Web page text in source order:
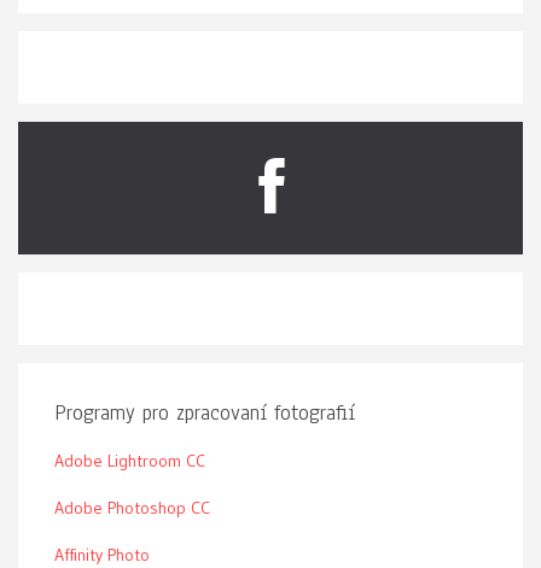
Programy pro zpracovaní fotografií
Adobe Lightroom CC
Adobe Photoshop CC
Affinity Photo